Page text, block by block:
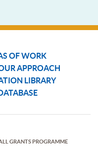
OF WORK
APPROACH
LIBRARY
GRANTS PROGRAMME